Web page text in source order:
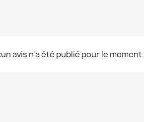
avis n'a été publié pour le moment.